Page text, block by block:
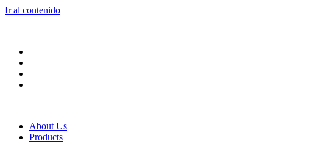
Ir al contenido
About Us
Products